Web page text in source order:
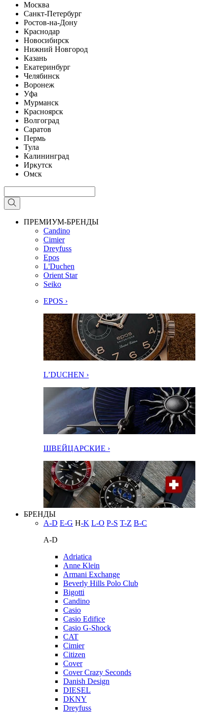
Москва
Санкт-Петербург
Ростов-на-Дону
Краснодар
Новосибирск
Нижний Новгород
Казань
Екатеринбург
Челябинск
Воронеж
Уфа
Мурманск
Красноярск
Волгоград
Саратов
Пермь
Тула
Калининград
Иркутск
Омск
ПРЕМИУМ-БРЕНДЫ
Candino
Cimier
Dreyfuss
Epos
L'Duchen
Orient Star
Seiko
EPOS ›
L’DUCHEN ›
ШВЕЙЦАРСКИЕ ›
БРЕНДЫ
A-D E-G H-K L-O P-S T-Z В-С
A-D
Adriatica
Anne Klein
Armani Exchange
Beverly Hills Polo Club
Bigotti
Candino
Casio
Casio Edifice
Casio G-Shock
CAT
Cimier
Citizen
Cover
Cover Crazy Seconds
Danish Design
DIESEL
DKNY
Dreyfuss